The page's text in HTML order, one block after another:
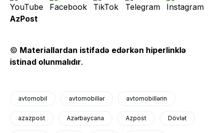
AzPost
© Materiallardan istifadə edərkən hiperlinklə
istinad olunmalıdır.
avtomobil avtomobillər avtomobillərin
azazpost Azərbaycana Azpost Dövlət